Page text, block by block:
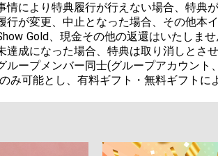
情により特典履行が行えない場合、特典
行が変更、中止となった場合、その他
Gold、現金その他の返還はいたしませ
達成になった場合、特典は取り消しとさ
ループメンバー同士(グループアカウン
み可能とし、有料ギフト・無料ギフトに